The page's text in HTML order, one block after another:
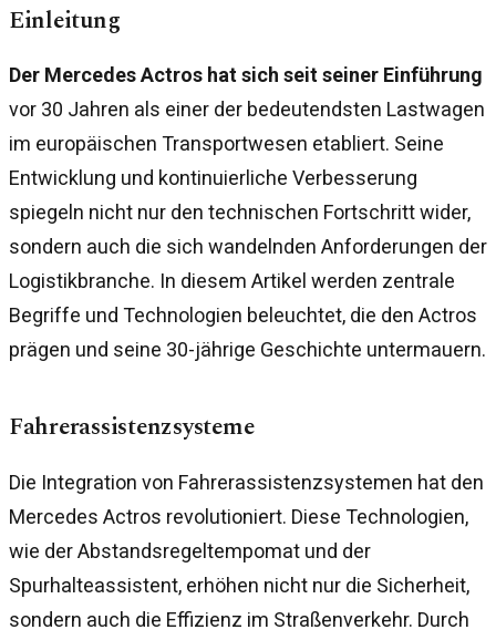
Einleitung
Der Mercedes Actros hat sich seit seiner Einführung
vor 30 Jahren als einer der bedeutendsten Lastwagen
im europäischen Transportwesen etabliert. Seine
Entwicklung und kontinuierliche Verbesserung
spiegeln nicht nur den technischen Fortschritt wider,
sondern auch die sich wandelnden Anforderungen der
Logistikbranche. In diesem Artikel werden zentrale
Begriffe und Technologien beleuchtet, die den Actros
prägen und seine 30-jährige Geschichte untermauern.
Fahrerassistenzsysteme
Die Integration von Fahrerassistenzsystemen hat den
Mercedes Actros revolutioniert. Diese Technologien,
wie der Abstandsregeltempomat und der
Spurhalteassistent, erhöhen nicht nur die Sicherheit,
sondern auch die Effizienz im Straßenverkehr. Durch